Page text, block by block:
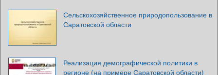
Сельскохозяйственное природопользование в
Саратовской области
Реализация демографической политики в
регионе (на примере Саратовской области)